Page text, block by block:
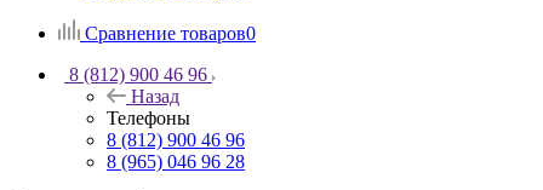
Сравнение товаров0
8 (812) 900 46 96
Назад
Телефоны
8 (812) 900 46 96
8 (965) 046 96 28